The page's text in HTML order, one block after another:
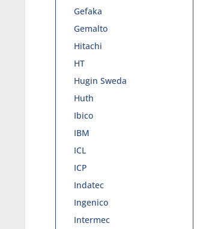
Gefaka
Gemalto
Hitachi
HT
Hugin Sweda
Huth
Ibico
IBM
ICL
ICP
Indatec
Ingenico
Intermec